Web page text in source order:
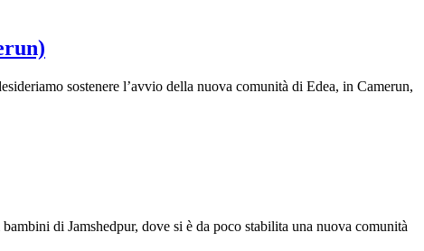
sostenere l’avvio della nuova comunità di Edea, in Camerun,
di Jamshedpur, dove si è da poco stabilita una nuova comunità